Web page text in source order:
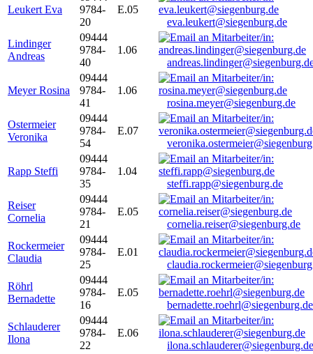
Leukert Eva
9784-
20
E.05
eva.leukert@siegenburg.de
Lindinger
Andreas
09444
9784-
40
1.06
Meyer Rosina
09444
9784-
41
1.06
rosina.meyer@siegenburg.de
Ostermeier
Veronika
09444
9784-
54
E.07
Rapp Steffi
09444
9784-
35
1.04
steffi.rapp@siegenburg.de
Reiser
Cornelia
09444
9784-
21
E.05
cornelia.reiser@siegenburg.de
Rockermeier
Claudia
09444
9784-
25
E.01
Röhrl
Bernadette
09444
9784-
16
E.05
bernadette.roehrl@siegenburg.de
Schlauderer
Ilona
09444
9784-
22
E.06
ilona.schlauderer@siegenburg.de